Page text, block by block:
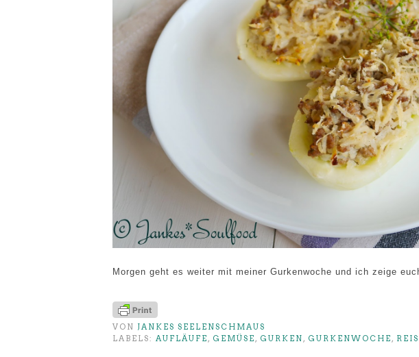
Morgen geht es weiter mit meiner Gurkenwoche und ich zeige
VON JANKES SEELENSCHMAUS
LABELS: AUFLÄUFE , GEMÜSE , GURKEN , GURKENWOCHE , REIS